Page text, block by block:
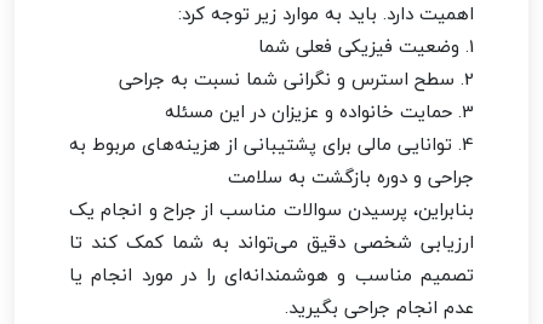
اهمیت دارد. باید به موارد زیر توجه کرد:
1. وضعیت فیزیکی فعلی شما
2. سطح استرس و نگرانی شما نسبت به جراحی
3. حمایت خانواده و عزیزان در این مسئله
4. توانایی مالی برای پشتیبانی از هزینه‌های مربوط به
جراحی و دوره بازگشت به سلامت
بنابراین، پرسیدن سوالات مناسب از جراح و انجام یک
ارزیابی شخصی دقیق می‌تواند به شما کمک کند تا
تصمیم مناسب و هوشمندانه‌ای را در مورد انجام یا
عدم انجام جراحی بگیرید.